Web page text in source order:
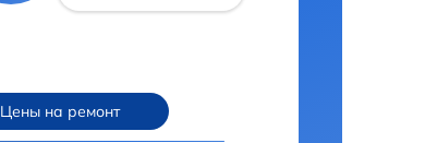
Цены на ремонт